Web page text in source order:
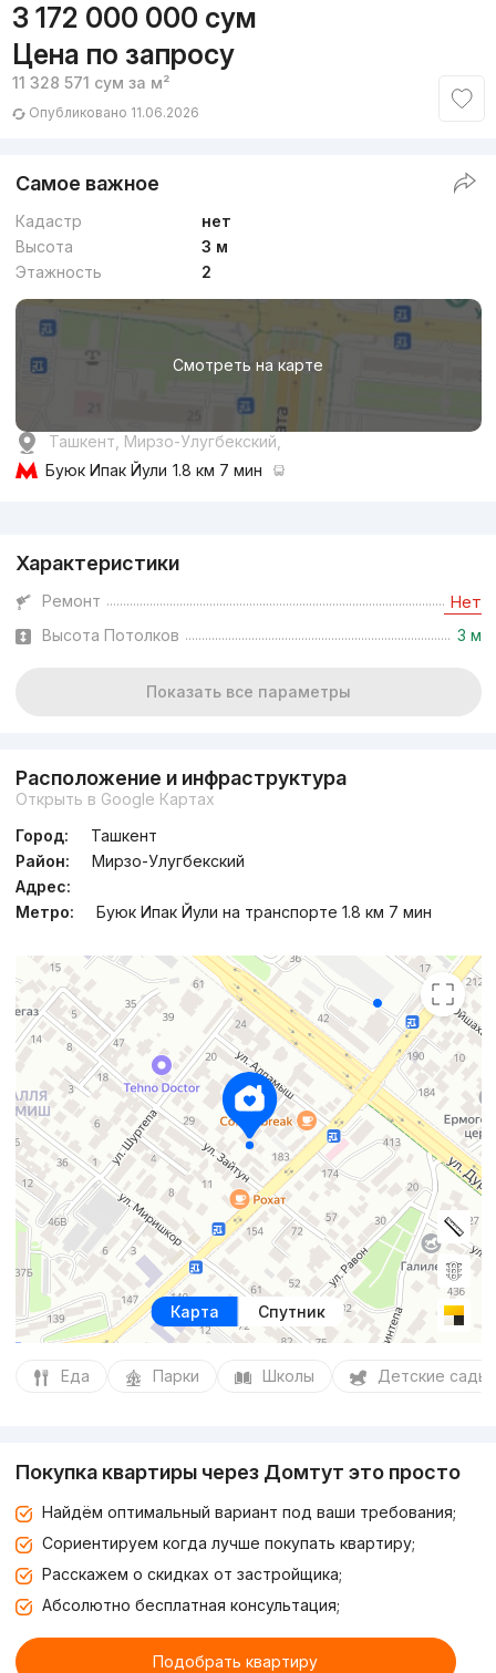
3 172 000 000 сум
Цена по запросу
11 328 571 сум за м²
Опубликовано 11.06.2026
Самое важное
Кадастр
нет
Высота
3 м
Этажность
2
Смотреть на карте
Ташкент, Мирзо-Улугбекский,
Буюк Ипак Йули 1.8 км 7 мин
Характеристики
Ремонт Нет
Высота Потолков 3 м
Показать все параметры
Расположение и инфраструктура
Открыть в Google Картах
Город:
Ташкент
Район:
Мирзо-Улугбекский
Адрес:
Метро:
Буюк Ипак Йули на транспорте 1.8 км 7 мин
Карта Спутник
Еда Парки Школы Детские сады
Покупка квартиры через Домтут это просто
Найдём оптимальный вариант под ваши требования;
Сориентируем когда лучше покупать квартиру;
Расскажем о скидках от застройщика;
Абсолютно бесплатная консультация;
Подобрать квартиру